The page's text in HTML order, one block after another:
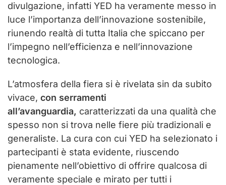
divulgazione, infatti YED ha veramente messo in
luce l’importanza dell’innovazione sostenibile,
riunendo realtà di tutta Italia che spiccano per
l’impegno nell’efficienza e nell’innovazione
tecnologica​.
L’atmosfera della fiera si è rivelata sin da subito
vivace, con serramenti
all’avanguardia, caratterizzati da una qualità che
spesso non si trova nelle fiere più tradizionali e
generaliste. La cura con cui YED ha selezionato i
partecipanti è stata evidente, riuscendo
pienamente nell’obiettivo di offrire qualcosa di
veramente speciale e mirato per tutti i